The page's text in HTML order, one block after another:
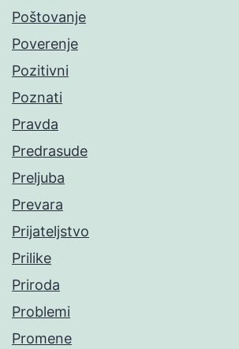
Poštovanje
Poverenje
Pozitivni
Poznati
Pravda
Predrasude
Preljuba
Prevara
Prijateljstvo
Prilike
Priroda
Problemi
Promene